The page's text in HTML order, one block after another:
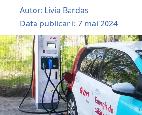
Autor: Livia Bardas
Data publicarii: 7 mai 2024